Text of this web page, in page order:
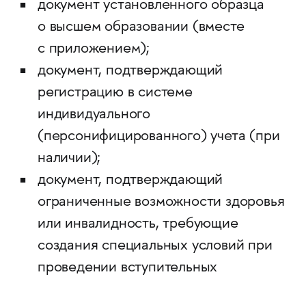
документ установленного образца
о высшем образовании (вместе
с приложением);
документ, подтверждающий
регистрацию в системе
индивидуального
(персонифицированного) учета (при
наличии);
документ, подтверждающий
ограниченные возможности здоровья
или инвалидность, требующие
создания специальных условий при
проведении вступительных